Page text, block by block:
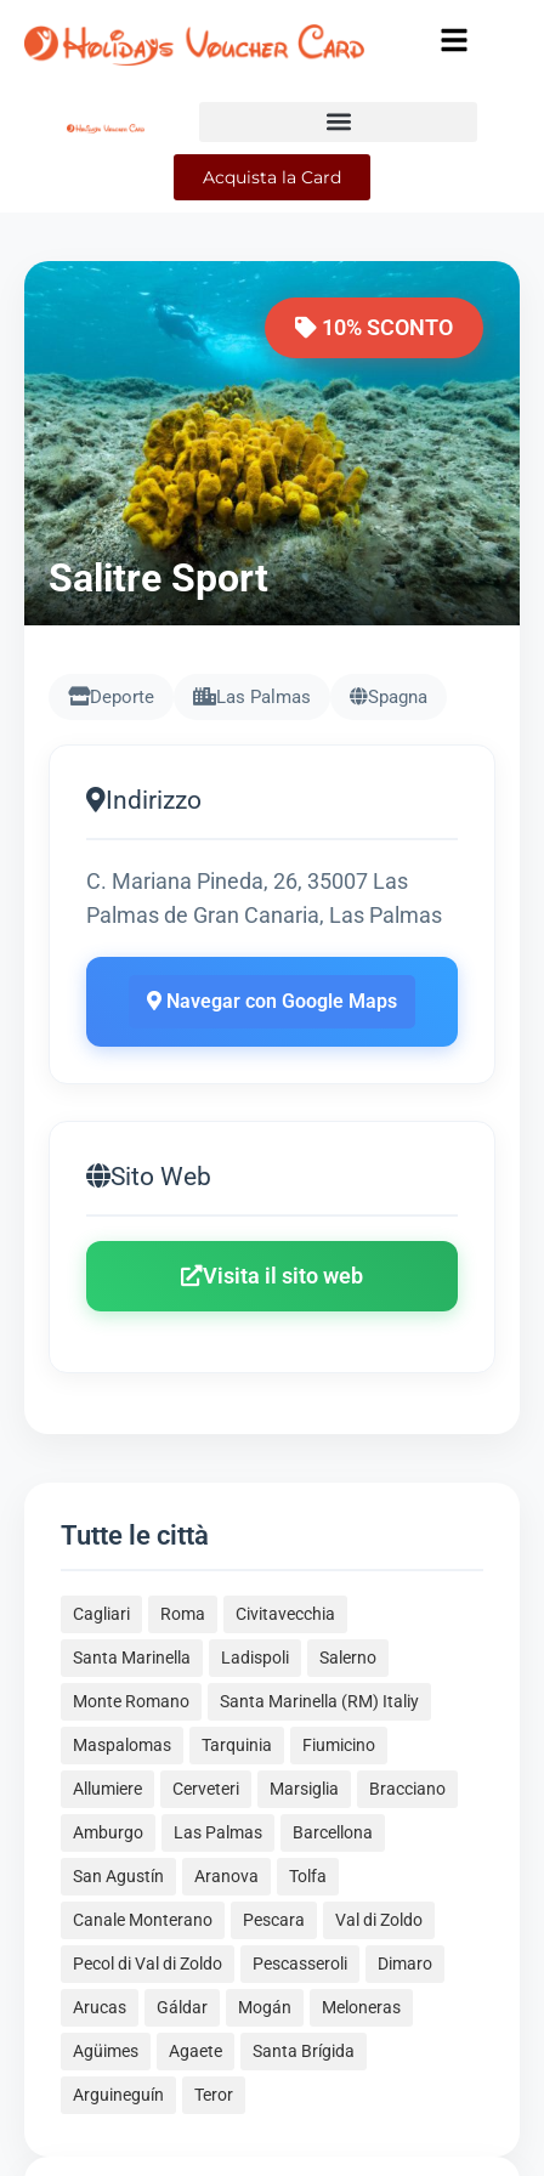
Acquista la Card
10% SCONTO
Salitre Sport
Deporte Las Palmas Spagna
Indirizzo
C. Mariana Pineda, 26, 35007 Las
Palmas de Gran Canaria, Las Palmas
Navegar con Google Maps
Sito Web
Visita il sito web
Tutte le città
Cagliari Roma Civitavecchia
Santa Marinella Ladispoli Salerno
Monte Romano Santa Marinella (RM) Italiy
Maspalomas Tarquinia Fiumicino
Allumiere Cerveteri Marsiglia Bracciano
Amburgo Las Palmas Barcellona
San Agustín Aranova Tolfa
Canale Monterano Pescara Val di Zoldo
Pecol di Val di Zoldo Pescasseroli Dimaro
Arucas Gáldar Mogán Meloneras
Agüimes Agaete Santa Brígida
Arguineguín Teror